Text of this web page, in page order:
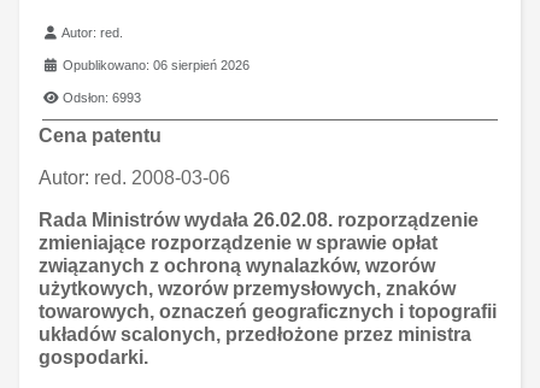
Szczegóły
Autor:red.
Opublikowano: 06 sierpień 2026
Odsłon: 6993
Cena patentu
Autor: red. 2008-03-06
Rada Ministrów wydała 26.02.08. rozporządzenie
zmieniające rozporządzenie w sprawie opłat
związanych z ochroną wynalazków, wzorów
użytkowych, wzorów przemysłowych, znaków
towarowych, oznaczeń geograficznych i topografii
układów scalonych, przedłożone przez ministra
gospodarki.